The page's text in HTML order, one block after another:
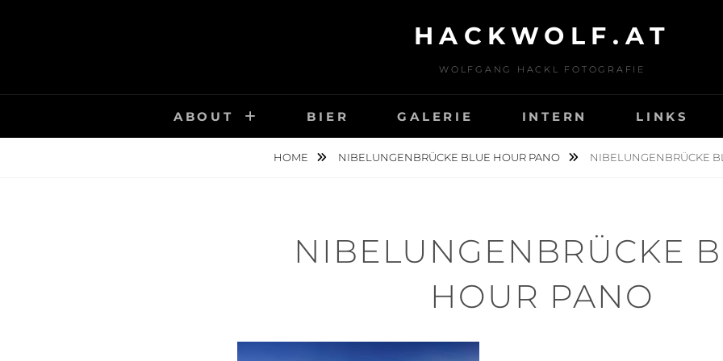
HACKWOLF.AT
WOLFGANG HACKL FOTOGRAFIE
ABOUT BIER GALERIE INTERN LINKS
HOME NIBELUNGENBRÜCKE BLUE HOUR PANO NIBELUNGENBRÜCKE
NIBELUNGENBRÜCKE
HOUR PANO